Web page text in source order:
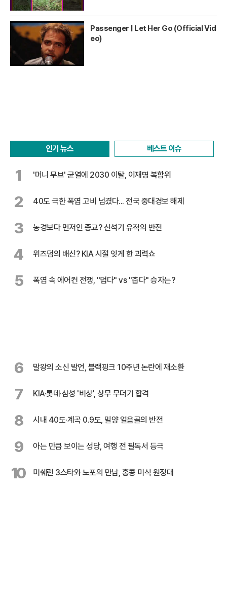
Passenger | Let Her Go (Official Vid
eo)
인기 뉴스 베스트 이슈
1 '머니 무브' 균열에 2030 이탈, 이재명 복합위
2 40도 극한 폭염 고비 넘겼다... 전국 중대경보 해제
3 농경보다 먼저인 종교? 신석기 유적의 반전
4 위즈덤의 배신? KIA 시절 잊게 한 괴력쇼
5 폭염 속 에어컨 전쟁, "덥다" vs "춥다" 승자는?
6 말왕의 소신 발언, 블랙핑크 10주년 논란에 재소환
7 KIA·롯데·삼성 '비상', 상무 무더기 합격
8 시내 40도·계곡 0.9도, 밀양 얼음골의 반전
9 아는 만큼 보이는 성당, 여행 전 필독서 등극
10 미쉐린 3스타와 노포의 만남, 홍콩 미식 원정대